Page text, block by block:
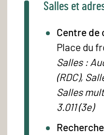
Salles et
Centre de
Place du
Salles :
(RDC),
Salles
3.011 (3e)